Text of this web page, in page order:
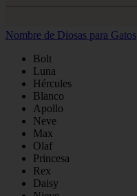
Nombre de Diosas para Gatos
Bolt
Luna
Hércules
Blanco
Apollo
Neve
Max
Olaf
Princesa
Rex
Daisy